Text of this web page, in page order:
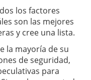
los factores
son las mejores
y cree una lista.
la mayoría de su
de seguridad,
para